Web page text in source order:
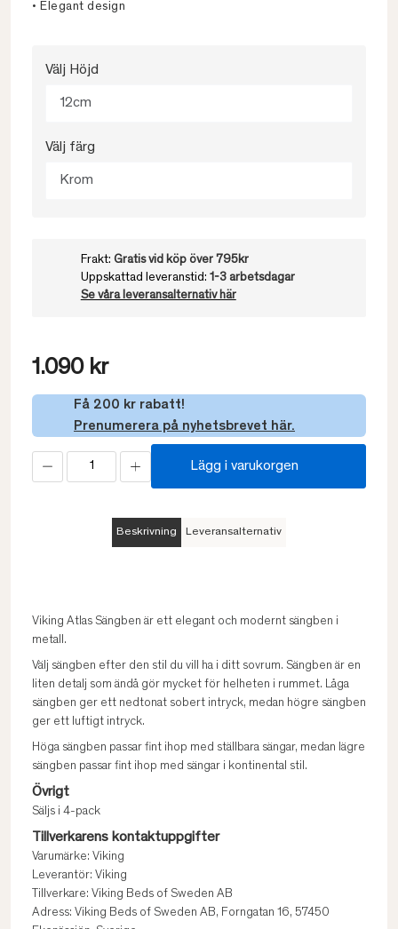
• Elegant design
Välj Höjd
12cm
Välj färg
Krom
Frakt: Gratis vid köp över 795kr
Uppskattad leveranstid: 1-3 arbetsdagar
Se våra leveransalternativ här
1.090 kr
Få 200 kr rabatt!
Prenumerera på nyhetsbrevet här.
Lägg i varukorgen
Beskrivning Leveransalternativ
Viking Atlas Sängben är ett elegant och modernt sängben i
metall.
Välj sängben efter den stil du vill ha i ditt sovrum. Sängben är en
liten detalj som ändå gör mycket för helheten i rummet. Låga
sängben ger ett nedtonat sobert intryck, medan högre sängben
ger ett luftigt intryck.
Höga sängben passar fint ihop med ställbara sängar, medan lägre
sängben passar fint ihop med sängar i kontinental stil.
Övrigt
Säljs i 4-pack
Tillverkarens kontaktuppgifter
Varumärke: Viking
Leverantör: Viking
Tillverkare: Viking Beds of Sweden AB
Adress: Viking Beds of Sweden AB, Forngatan 16, 57450